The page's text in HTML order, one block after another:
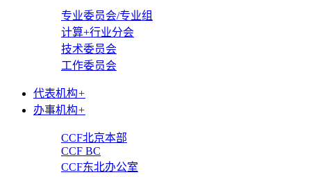
专业委员会/专业组
计算+行业分会
技术委员会
工作委员会
代表机构+
办事机构+
CCF北京本部
CCF BC
CCF东北办公室